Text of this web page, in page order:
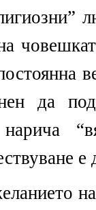
да